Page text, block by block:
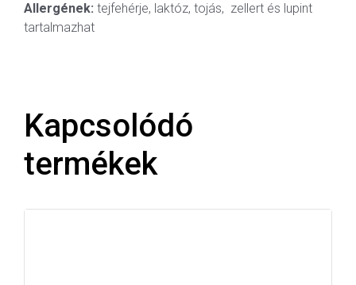
Allergének: tejfehérje, laktóz, tojás, zellert és lupint
tartalmazhat
Kapcsolódó
termékek